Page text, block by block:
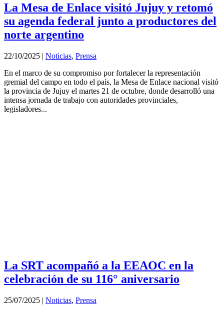
La Mesa de Enlace visitó Jujuy y retomó
su agenda federal junto a productores del
norte argentino
22/10/2025 | Noticias, Prensa
En el marco de su compromiso por fortalecer la representación
gremial del campo en todo el país, la Mesa de Enlace nacional visitó
la provincia de Jujuy el martes 21 de octubre, donde desarrolló una
intensa jornada de trabajo con autoridades provinciales,
legisladores...
La SRT acompañó a la EEAOC en la
celebración de su 116° aniversario
25/07/2025 | Noticias, Prensa